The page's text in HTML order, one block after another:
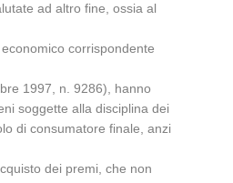
ad altro fine, ossia al
corrispondente
1997, n. 9286), hanno
soggette alla disciplina dei
di consumatore finale, anzi
dei premi, che non